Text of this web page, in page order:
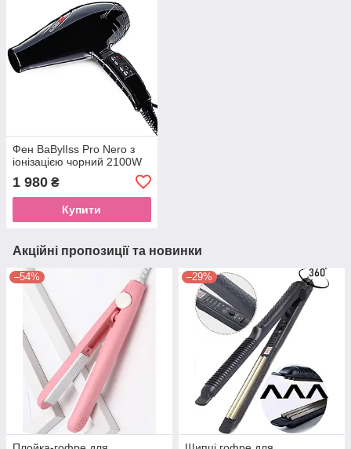
Фен BaBylIss Pro Nero з
іонізацією чорний 2100W
1 980 ₴
Купити
Акційні пропозиції та новинки
–54% –29%